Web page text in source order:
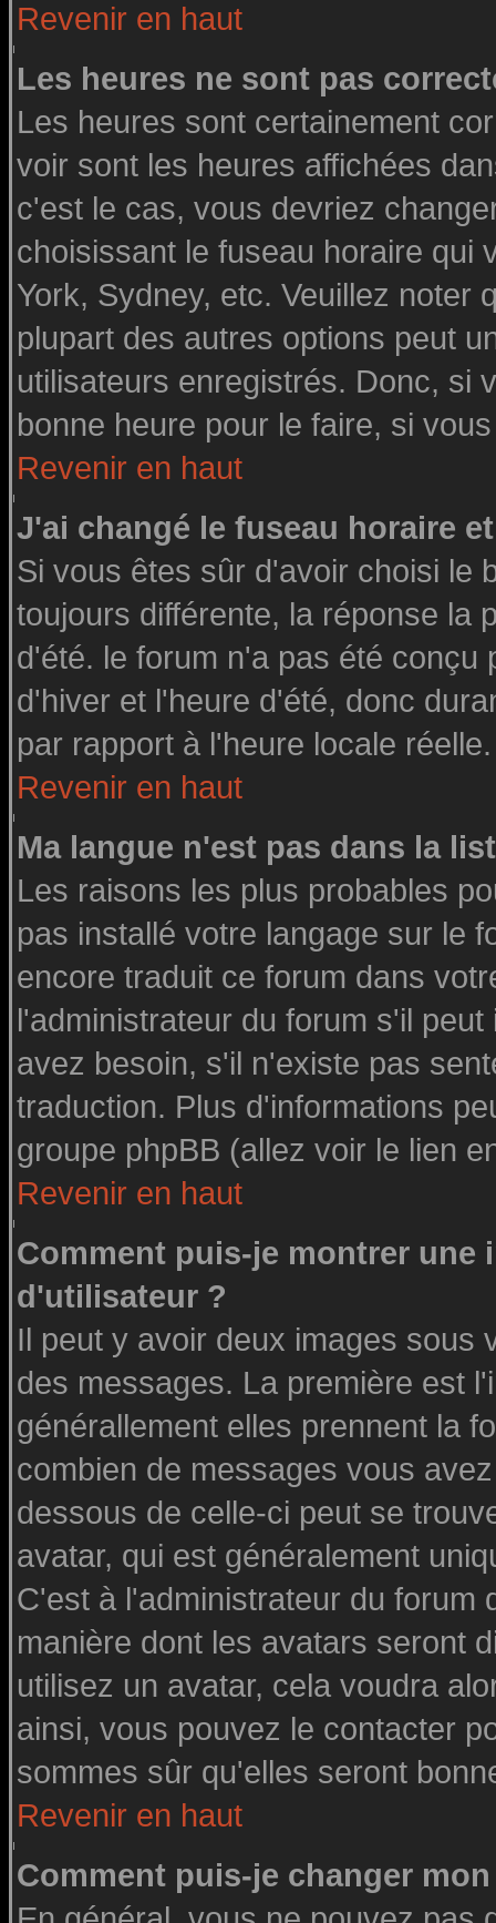
Revenir en haut
Les heures ne sont pas
Les heures sont certainement
voir sont les heures affichées
c'est le cas, vous devriez
choisissant le fuseau horaire qui
York, Sydney, etc. Veuillez noter
plupart des autres options peut
utilisateurs enregistrés. Donc, si
bonne heure pour le faire, si
Revenir en haut
J'ai changé le fuseau horaire
Si vous êtes sûr d'avoir choisi le
toujours différente, la réponse la
d'été. le forum n'a pas été conçu
d'hiver et l'heure d'été, donc
par rapport à l'heure locale réelle.
Revenir en haut
Ma langue n'est pas dans la
Les raisons les plus probables
pas installé votre langage sur le
encore traduit ce forum dans
l'administrateur du forum s'il
avez besoin, s'il n'existe pas
traduction. Plus d'informations
groupe phpBB (allez voir le lien
Revenir en haut
Comment puis-je montrer une
d'utilisateur ?
Il peut y avoir deux images sous
des messages. La première est
générallement elles prennent la
combien de messages vous
dessous de celle-ci peut se
avatar, qui est généralement
C'est à l'administrateur du forum
manière dont les avatars seront
utilisez un avatar, cela voudra
ainsi, vous pouvez le contacter
sommes sûr qu'elles seront
Revenir en haut
Comment puis-je changer